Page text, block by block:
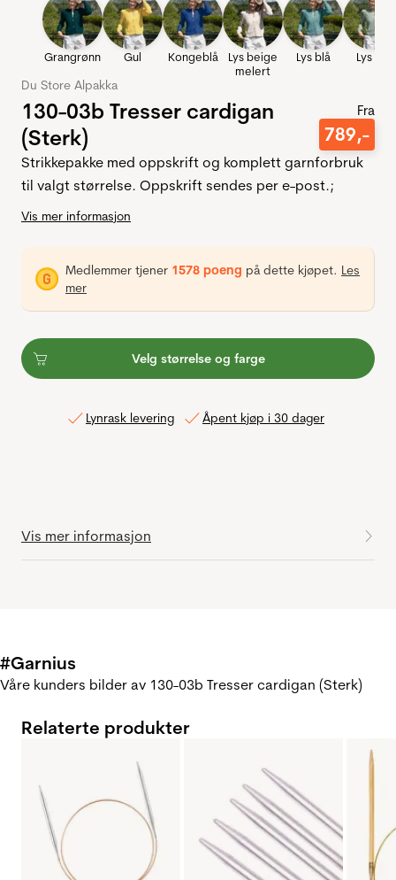
Grangrønn Gul Kongeblå
Lys beige
melert
Lys blå Lys blå
Du Store Alpakka
130-03b Tresser cardigan
(Sterk)
Fra
789,-
Strikkepakke med oppskrift og komplett garnforbruk
til valgt størrelse. Oppskrift sendes per e-post.;
Vis mer informasjon
Medlemmer tjener 1578 poeng på dette kjøpet. Les
mer
Velg størrelse og farge
Lynrask levering Åpent kjøp i 30 dager
Vis mer informasjon
#Garnius
Våre kunders bilder av 130-03b Tresser cardigan (Sterk)
Relaterte produkter